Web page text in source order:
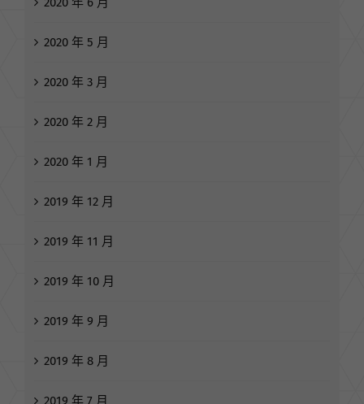
2020 年 5 月
2020 年 3 月
2020 年 2 月
2020 年 1 月
2019 年 12 月
2019 年 11 月
2019 年 10 月
2019 年 9 月
2019 年 8 月
2019 年 7 月